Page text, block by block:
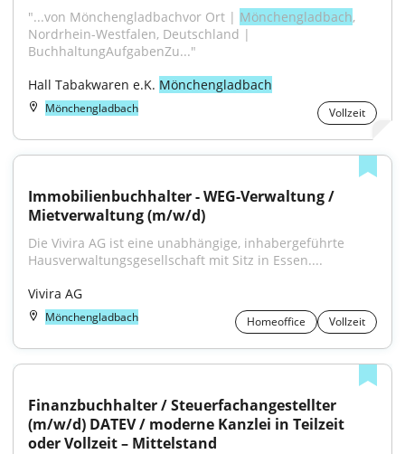
"...von Mönchengladbachvor Ort | Mönchengladbach,
Nordrhein-Westfalen, Deutschland |
BuchhaltungAufgabenZu..."
Hall Tabakwaren e.K. Mönchengladbach
Mönchengladbach Vollzeit
Immobilienbuchhalter - WEG-Verwaltung /
Mietverwaltung (m/w/d)
Die Vivira AG ist eine unabhängige, inhabergeführte
Hausverwaltungsgesellschaft mit Sitz in Essen....
Vivira AG
Mönchengladbach Homeoffice Vollzeit
Finanzbuchhalter / Steuerfachangestellter
(m/w/d) DATEV / moderne Kanzlei in Teilzeit
oder Vollzeit – Mittelstand